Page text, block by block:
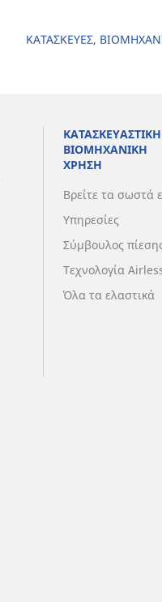
ΚΑΤΑΣΚΕΥΕΣ,
ΒΙΟΜΗΧΑΝΙΚΗ
ΧΡΗΣΗ
Βρείτε τα σωστά
Υπηρεσίες
Σύμβουλος
Τεχνολογία
Όλα τα ελαστικά